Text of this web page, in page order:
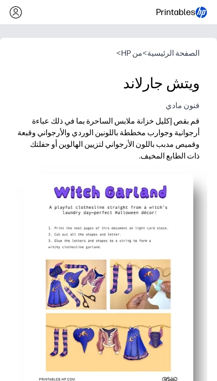
Printables
الصفحة الرئيسية>من HP >
ويتش جارلاند
فنون مادي
قم بقص إكليل خزانة ملابس الساحرة بما في ذلك عباءة
أرجوانية وجوارب مخططة باللونين الوردي والأرجواني وقبعة
وقميص مدبب باللون الأرجواني لتزيين الهالوين أو حفلتك
ذات الطابع المخيف.